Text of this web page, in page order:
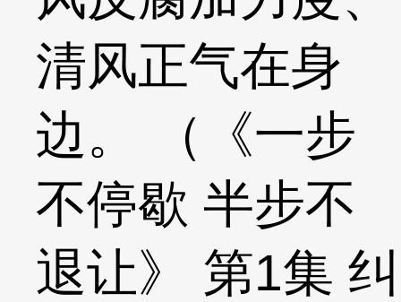
清风正气在身
边。 （《一步
不停歇 半步不
退让》 第1集 纠